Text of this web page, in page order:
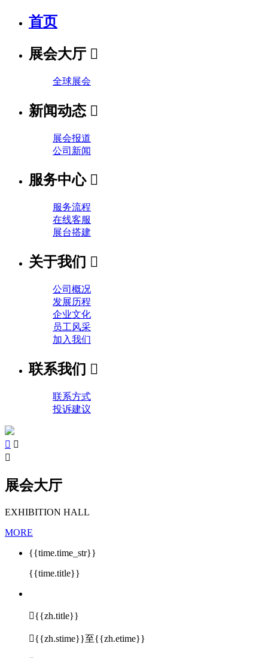
首页
展会大厅 
全球展会
新闻动态 
展会报道
公司新闻
服务中心 
服务流程
在线客服
展台搭建
关于我们 
公司概况
发展历程
企业文化
员工风采
加入我们
联系我们 
联系方式
投诉建议
 

展会大厅
EXHIBITION HALL
MORE
{{time.time_str}}
{{time.title}}
{{zh.title}}
{{zh.stime}}至{{zh.etime}}